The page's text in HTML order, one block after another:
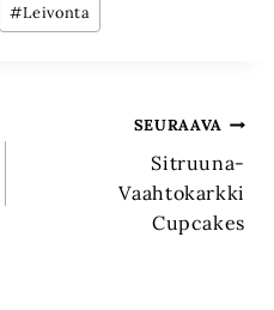
#Leivonta
SEURAAVA
Sitruuna-
Vaahtokarkki
Cupcakes